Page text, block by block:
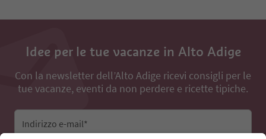
Idee per le tue vacanze in Alto Adige
Con la newsletter dell’Alto Adige ricevi consigli per le
tue vacanze, eventi da non perdere e ricette tipiche.
Indirizzo e-mail*